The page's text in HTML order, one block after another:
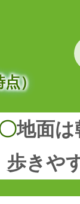
）
地面
歩きや